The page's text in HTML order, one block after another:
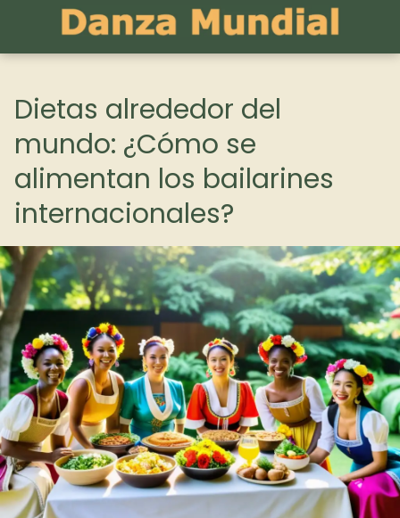
Dietas alrededor del
mundo: ¿Cómo se
alimentan los bailarines
internacionales?